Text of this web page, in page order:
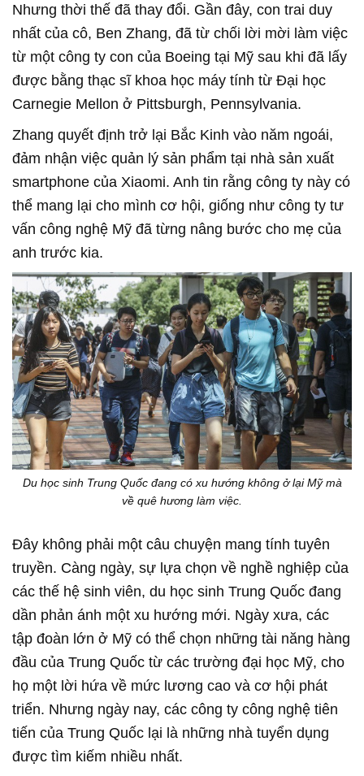
Nhưng thời thế đã thay đổi. Gần đây, con trai duy
nhất của cô, Ben Zhang, đã từ chối lời mời làm việc
từ một công ty con của Boeing tại Mỹ sau khi đã lấy
được bằng thạc sĩ khoa học máy tính từ Đại học
Carnegie Mellon ở Pittsburgh, Pennsylvania.
Zhang quyết định trở lại Bắc Kinh vào năm ngoái,
đảm nhận việc quản lý sản phẩm tại nhà sản xuất
smartphone của Xiaomi. Anh tin rằng công ty này có
thể mang lại cho mình cơ hội, giống như công ty tư
vấn công nghệ Mỹ đã từng nâng bước cho mẹ của
anh trước kia.
Du học sinh Trung Quốc đang có xu hướng không ở lại Mỹ mà
về quê hương làm việc.
Đây không phải một câu chuyện mang tính tuyên
truyền. Càng ngày, sự lựa chọn về nghề nghiệp của
các thế hệ sinh viên, du học sinh Trung Quốc đang
dần phản ánh một xu hướng mới. Ngày xưa, các
tập đoàn lớn ở Mỹ có thể chọn những tài năng hàng
đầu của Trung Quốc từ các trường đại học Mỹ, cho
họ một lời hứa về mức lương cao và cơ hội phát
triển. Nhưng ngày nay, các công ty công nghệ tiên
tiến của Trung Quốc lại là những nhà tuyển dụng
được tìm kiếm nhiều nhất.